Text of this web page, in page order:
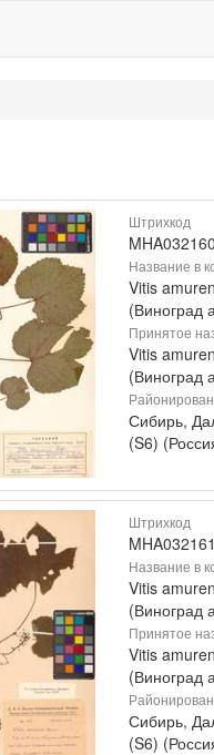
Штрихкод
Название в
Vitis
(Виноград
Принятое
Vitis
(Виноград
Сибирь,
(S6)
Штрихкод
Название в
Vitis
(Виноград
Принятое
Vitis
(Виноград
Сибирь,
(S6)